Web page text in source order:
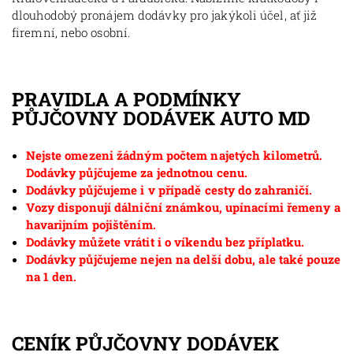
dlouhodobý pronájem dodávky pro jakýkoli účel, ať již
firemní, nebo osobní.
PRAVIDLA A PODMÍNKY
PŮJČOVNY DODÁVEK AUTO MD
Nejste omezeni žádným počtem najetých kilometrů.
Dodávky půjčujeme za jednotnou cenu.
Dodávky půjčujeme i v případě cesty do zahraničí.
Vozy disponují dálniční známkou, upínacími řemeny a
havarijním pojištěním.
Dodávky můžete vrátit i o víkendu bez příplatku.
Dodávky půjčujeme nejen na delší dobu, ale také pouze
na 1 den.
CENÍK PŮJČOVNY DODÁVEK